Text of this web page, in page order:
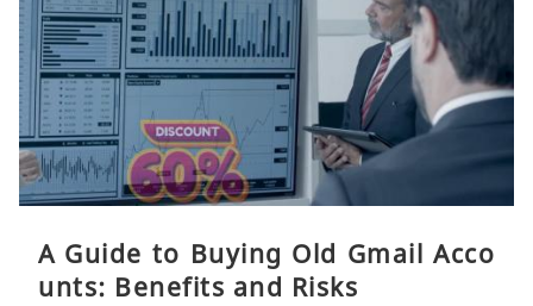
A Guide to Buying Old Gmail Acco
unts: Benefits and Risks